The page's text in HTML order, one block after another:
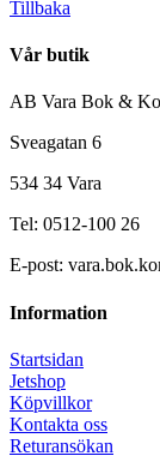
Tillbaka
Vår butik
AB Vara Bok &
Sveagatan 6
534 34 Vara
Tel: 0512-100 26
E-post:
Information
Startsidan
Jetshop
Köpvillkor
Kontakta oss
Returansökan